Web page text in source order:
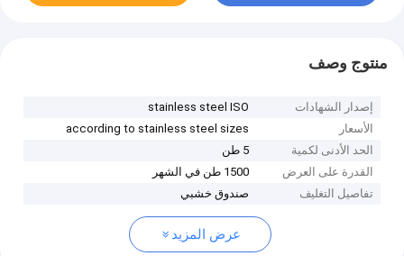
منتوج وصف
إصدار الشهادات
stainless steel ISO
الأسعار
according to stainless steel sizes
الحد الأدنى لكمية
5 طن
القدرة على العرض
1500 طن في الشهر
تفاصيل التغليف
صندوق خشبي
عرض المزيد